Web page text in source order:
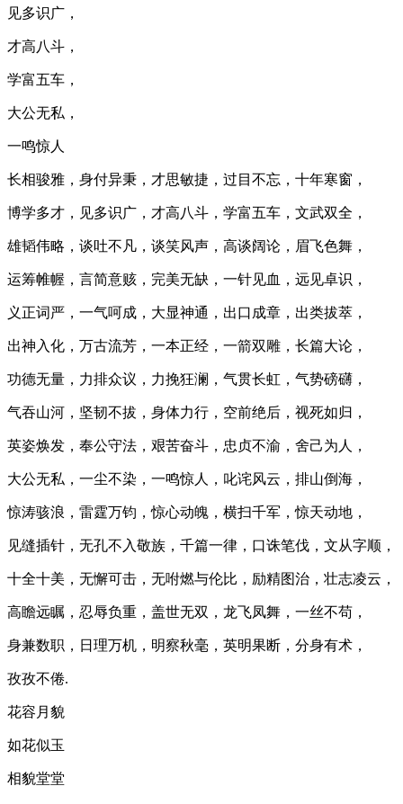
见多识广，
才高八斗，
学富五车，
大公无私，
一鸣惊人
长相骏雅，身付异秉，才思敏捷，过目不忘，十年寒窗，
博学多才，见多识广，才高八斗，学富五车，文武双全，
雄韬伟略，谈吐不凡，谈笑风声，高谈阔论，眉飞色舞，
运筹帷幄，言简意赅，完美无缺，一针见血，远见卓识，
义正词严，一气呵成，大显神通，出口成章，出类拔萃，
出神入化，万古流芳，一本正经，一箭双雕，长篇大论，
功德无量，力排众议，力挽狂澜，气贯长虹，气势磅礴，
气吞山河，坚韧不拔，身体力行，空前绝后，视死如归，
英姿焕发，奉公守法，艰苦奋斗，忠贞不渝，舍己为人，
大公无私，一尘不染，一鸣惊人，叱诧风云，排山倒海，
惊涛骇浪，雷霆万钧，惊心动魄，横扫千军，惊天动地，
见缝插针，无孔不入敬族，千篇一律，口诛笔伐，文从字顺，
十全十美，无懈可击，无咐燃与伦比，励精图治，壮志凌云，
高瞻远瞩，忍辱负重，盖世无双，龙飞凤舞，一丝不苟，
身兼数职，日理万机，明察秋毫，英明果断，分身有术，
孜孜不倦.
花容月貌
如花似玉
相貌堂堂